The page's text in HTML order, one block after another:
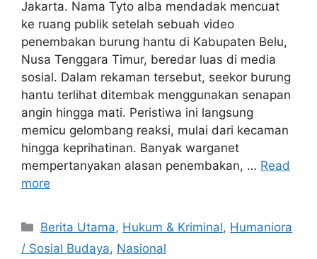
Jakarta. Nama Tyto alba mendadak mencuat
ke ruang publik setelah sebuah video
penembakan burung hantu di Kabupaten Belu,
Nusa Tenggara Timur, beredar luas di media
sosial. Dalam rekaman tersebut, seekor burung
hantu terlihat ditembak menggunakan senapan
angin hingga mati. Peristiwa ini langsung
memicu gelombang reaksi, mulai dari kecaman
hingga keprihatinan. Banyak warganet
mempertanyakan alasan penembakan, … Read
more
C
a
Berita Utama, Hukum & Kriminal, Humaniora
/ Sosial Budaya, Nasional